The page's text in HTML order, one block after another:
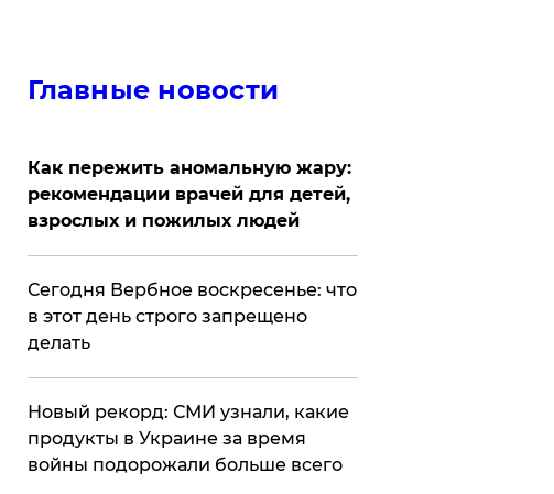
Главные новости
Как пережить аномальную жару:
рекомендации врачей для детей,
взрослых и пожилых людей
​Сегодня Вербное воскресенье: что
в этот день строго запрещено
делать
Новый рекорд: СМИ узнали, какие
продукты в Украине за время
войны подорожали больше всего